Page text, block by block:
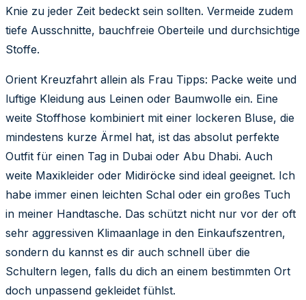
Knie zu jeder Zeit bedeckt sein sollten. Vermeide zudem
tiefe Ausschnitte, bauchfreie Oberteile und durchsichtige
Stoffe.
Orient Kreuzfahrt allein als Frau Tipps: Packe weite und
luftige Kleidung aus Leinen oder Baumwolle ein. Eine
weite Stoffhose kombiniert mit einer lockeren Bluse, die
mindestens kurze Ärmel hat, ist das absolut perfekte
Outfit für einen Tag in Dubai oder Abu Dhabi. Auch
weite Maxikleider oder Midiröcke sind ideal geeignet. Ich
habe immer einen leichten Schal oder ein großes Tuch
in meiner Handtasche. Das schützt nicht nur vor der oft
sehr aggressiven Klimaanlage in den Einkaufszentren,
sondern du kannst es dir auch schnell über die
Schultern legen, falls du dich an einem bestimmten Ort
doch unpassend gekleidet fühlst.